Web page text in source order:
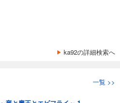
ka92の詳細検索へ
一覧 >>